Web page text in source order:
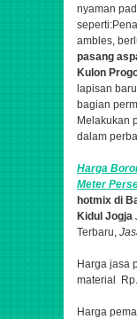
nyaman
ambles,
pasang
Kulon
lapisan
bagian
Melakukan
dalam
Harga
Meter
hotmix di
Kidul Jogja
Terbaru,
Harga jasa
material
Harga